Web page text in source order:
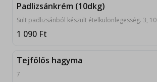
Padlizsánkrém (10dkg)
Sült padlizsánból készült ételkülönlegesség. 3, 10
1 090 Ft
Tejfölös hagyma
7